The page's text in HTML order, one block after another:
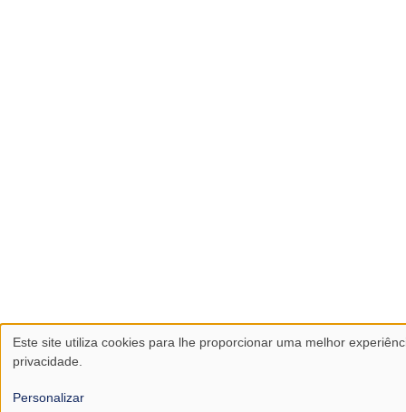
Utilização
de
Este site utiliza cookies para lhe proporcionar uma melhor
privacidade.
Personalizar